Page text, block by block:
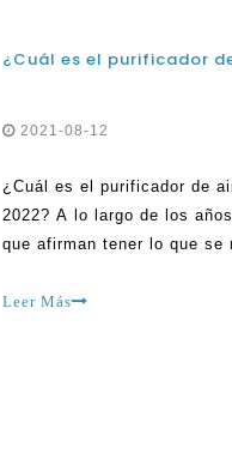
2021-08-12
¿Cuál es el purificador de
2022? A lo largo de los
que afirman tener lo que
múltiples solo le
Leer Más